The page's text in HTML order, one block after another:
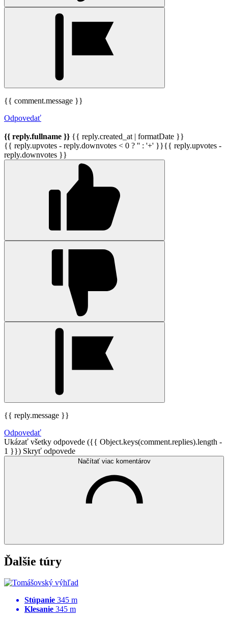
{{ comment.message }}
Odpovedať
{{ reply.fullname }} {{ reply.created_at | formatDate }}
{{ reply.upvotes - reply.downvotes < 0 ? '' : '+' }}{{ reply.upvotes -
reply.downvotes }}
{{ reply.message }}
Odpovedať
Ukázať všetky odpovede ({{ Object.keys(comment.replies).length -
1 }}) Skryť odpovede
Načítať viac komentárov
Ďalšie túry
Stúpanie 345 m
Klesanie 345 m